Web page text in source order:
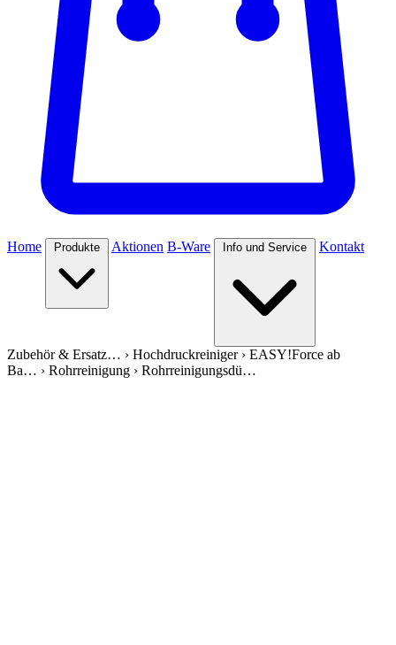
Home Produkte Aktionen B-Ware Info und Service Kontakt
Zubehör & Ersatz… › Hochdruckreiniger› EASY!Force ab
Ba… › Rohrreinigung › Rohrreinigungsdü…